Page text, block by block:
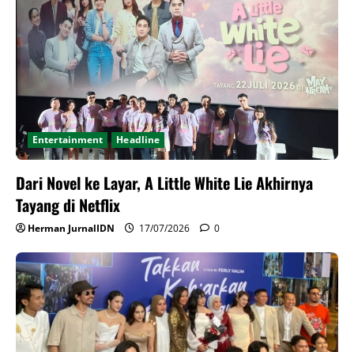
Entertainment Headline
Dari Novel ke Layar, A Little White Lie Akhirnya
Tayang di Netflix
Herman JurnalIDN 17/07/2026 0